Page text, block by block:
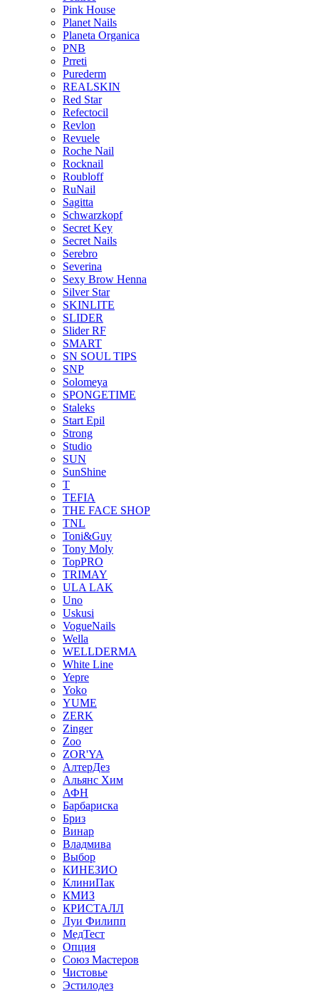
Pink House
Planet Nails
Planeta Organica
PNB
Prreti
Purederm
REALSKIN
Red Star
Refectocil
Revlon
Revuele
Roche Nail
Rocknail
Roubloff
RuNail
Sagitta
Schwarzkopf
Secret Key
Secret Nails
Serebro
Severina
Sexy Brow Henna
Silver Star
SKINLITE
SLIDER
Slider RF
SMART
SN SOUL TIPS
SNP
Solomeya
SPONGETIME
Staleks
Start Epil
Strong
Studio
SUN
SunShine
T
TEFIA
THE FACE SHOP
TNL
Toni&Guy
Tony Moly
TopPRO
TRIMAY
ULA LAK
Uno
Uskusi
VogueNails
Wella
WELLDERMA
White Line
Yepre
Yoko
YUME
ZERK
Zinger
Zoo
ZOR'YA
АлтерДез
Альянс Хим
АФН
Барбариска
Бриз
Винар
Владмива
Выбор
КИНЕЗИО
КлиниПак
КМИЗ
КРИСТАЛЛ
Луи Филипп
МедТест
Опция
Союз Мастеров
Чистовье
Эстилодез